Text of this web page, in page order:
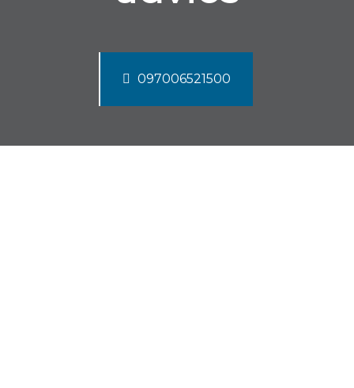
097006521500